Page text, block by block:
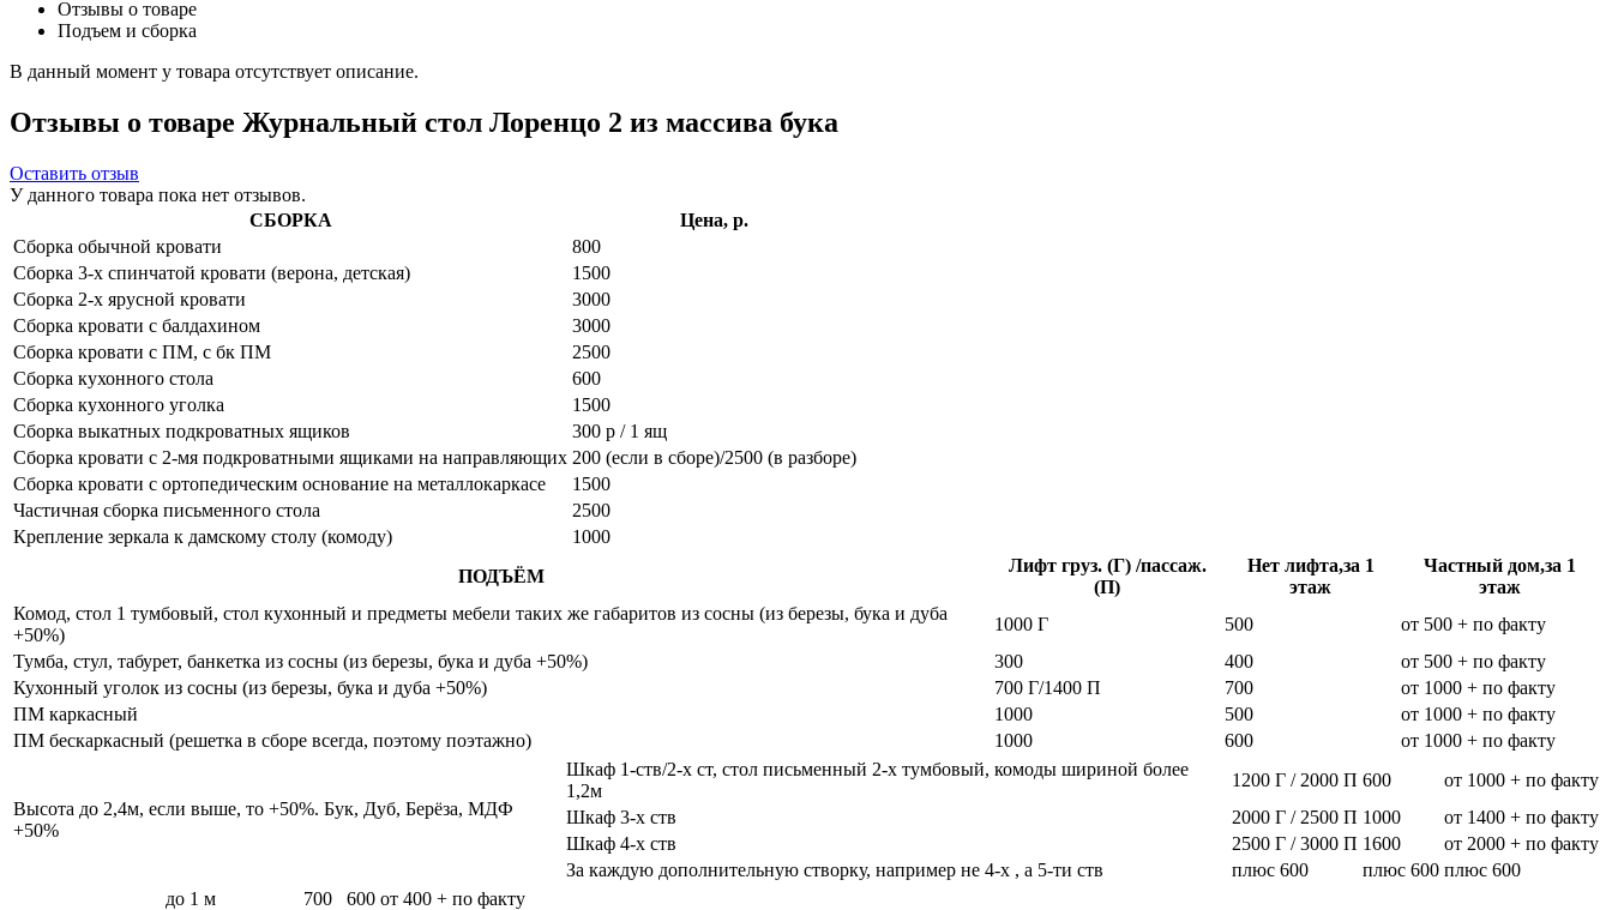
Отзывы о товаре
Подъем и сборка
В данный момент у товара отсутствует описание.
Отзывы о товаре Журнальный стол Лоренцо 2 из массива бука
Оставить отзыв
У данного товара пока нет отзывов.
СБОРКА
Цена, р.
Сборка обычной кровати
800
Сборка 3-х спинчатой кровати (верона, детская)
1500
Сборка 2-х ярусной кровати
3000
Сборка кровати с балдахином
3000
Сборка кровати с ПМ, с бк ПМ
2500
Сборка кухонного стола
600
Сборка кухонного уголка
1500
Сборка выкатных подкроватных ящиков
300 р / 1 ящ
Сборка кровати с 2-мя подкроватными ящиками на направляющих 200 (если в сборе)/2500 (в разборе)
Сборка кровати с ортопедическим основание на металлокаркасе
1500
Частичная сборка письменного стола
2500
Крепление зеркала к дамскому столу (комоду)
1000
ПОДЪЁМ
Лифт груз. (Г) /пассаж.
(П)
Нет лифта,за 1
этаж
Частный дом,за 1
этаж
Комод, стол 1 тумбовый, стол кухонный и предметы мебели таких же габаритов из сосны (из березы, бука и дуба
+50%)
1000 Г 500
от 500 + по факту
Тумба, стул, табурет, банкетка из сосны (из березы, бука и дуба +50%)
300 400
от 500 + по факту
Кухонный уголок из сосны (из березы, бука и дуба +50%)
700 Г/1400 П 700
от 1000 + по факту
ПМ каркасный
1000 500
от 1000 + по факту
ПМ бескаркасный (решетка в сборе всегда, поэтому поэтажно)
1000 600 от 1000 + по факту
Высота до 2,4м, если выше, то +50%. Бук, Дуб, Берёза, МДФ
+50%
Шкаф 1-ств/2-х ст, стол письменный 2-х тумбовый, комоды шириной более
1,2м
1200 Г / 2000 П 600
от 1000 + по факту
Шкаф 3-х ств
2000 Г / 2500 П 1000
от 1400 + по факту
Шкаф 4-х ств
2500 Г / 3000 П 1600
от 2000 + по факту
За каждую дополнительную створку, например не 4-х , а 5-ти ств
плюс 600 плюс 600 плюс 600
до 1 м 700 600 от 400 + по факту